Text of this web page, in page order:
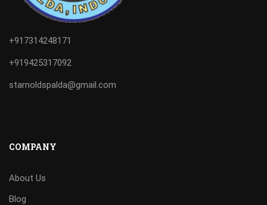
+917314248171
+919425317092
starnoldspalda@gmail.com
COMPANY
About Us
Blog